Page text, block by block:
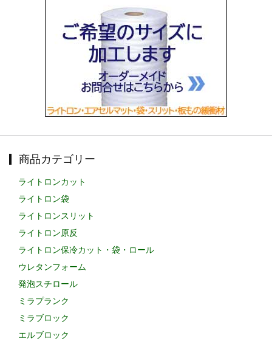
2024.2.27
全国へ確実・迅速に納品...
2024.2.27
オンラインショップを開設いたしました。...
商品カテゴリー
ライトロンカット
ライトロン袋
ライトロンスリット
ライトロン原反
ライトロン保冷カット・袋・ロール
ウレタンフォーム
発泡スチロール
ミラプランク
ミラブロック
エルブロック